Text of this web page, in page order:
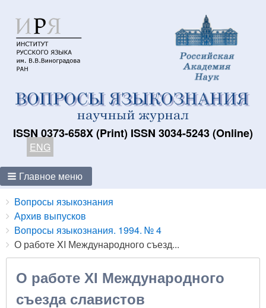
ISSN 0373-658X (Print) ISSN 3034-5243 (Online)
ENG
Главное меню
Breadcrumbs
You
are
here:
Вопросы языкознания
Архив выпусков
Вопросы языкознания. 1994. № 4
О работе XI Международного съезд...
О работе XI Международного
съезда славистов